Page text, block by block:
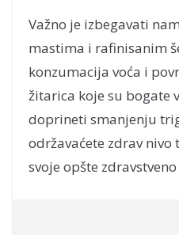
Važno je izbegavati
mastima i rafinisanim
konzumacija voća i
žitarica koje su bogate
doprineti smanjenju
održavaćete zdrav
svoje opšte